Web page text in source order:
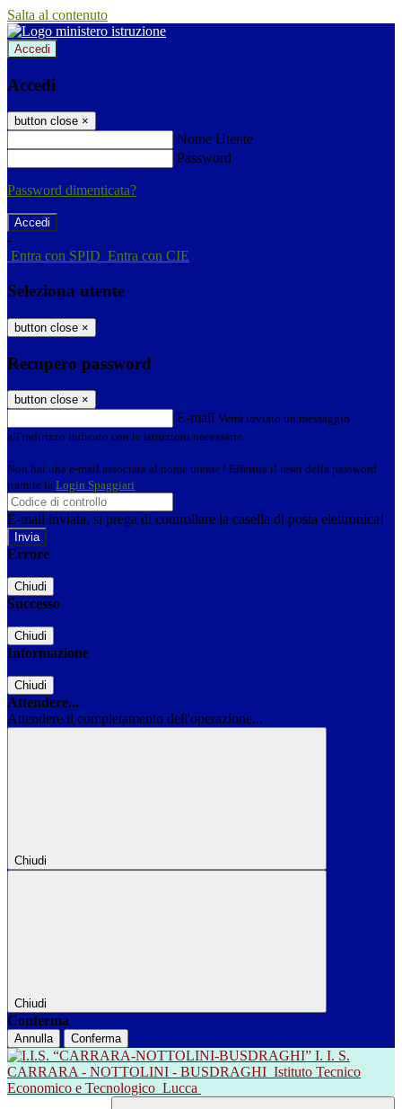
Salta al contenuto
Accedi
Accedi
button close ×
Nome Utente
Password
Password dimenticata?
-
Entra con SPID Entra con CIE
Seleziona utente
button close ×
Recupero password
button close ×
E-mail Verrà inviato un messaggio
all'indirizzo indicato con le istruzioni necessarie.
Non hai una e-mail associata al nome utente? Effettua il reset della password
tramite la Login Spaggiari
E-mail inviata, si prega di controllare la casella di posta elettronica!
Errore
Chiudi
Successo
Chiudi
Informazione
Chiudi
Attendere...
Attendere il completamento dell'operazione...
Chiudi
Chiudi
Conferma
Annulla Conferma
I. I. S.
CARRARA - NOTTOLINI - BUSDRAGHI Istituto Tecnico
Economico e Tecnologico Lucca